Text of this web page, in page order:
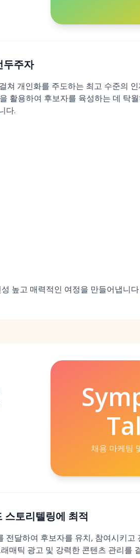
두주자
개인화를 주도하는 최고 수준의
활용하여 후보자를 육성하는 데 탁
다.
높고 매력적인 여정을 만들어냅니다
채용 마케팅
토리텔링에 최적
달하여 후보자를 유치, 참여시키고
매틱 광고 및 강력한 콘텐츠 관리를